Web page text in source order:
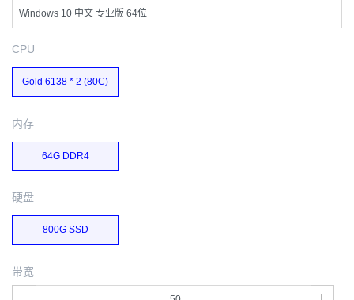
Windows 10 中文 专业版 64位
CPU
Gold 6138 * 2 (80C)
内存
64G DDR4
硬盘
800G SSD
带宽